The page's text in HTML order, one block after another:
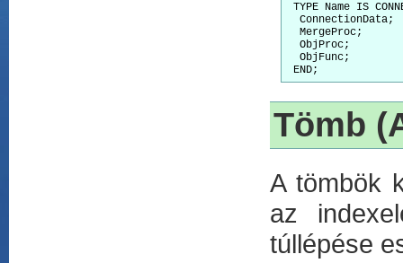
TYPE Name IS
  ConnectionData;
  MergeProc;
  ObjProc;
  ObjFunc;
Tömb
A tömbök
az
túllépése